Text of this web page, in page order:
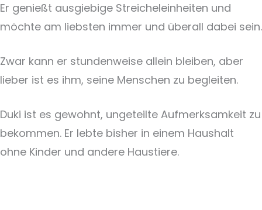
Er genießt ausgiebige Streicheleinheiten und
möchte am liebsten immer und überall dabei sein.
Zwar kann er stundenweise allein bleiben, aber
lieber ist es ihm, seine Menschen zu begleiten.
Duki ist es gewohnt, ungeteilte Aufmerksamkeit zu
bekommen. Er lebte bisher in einem Haushalt
ohne Kinder und andere Haustiere.